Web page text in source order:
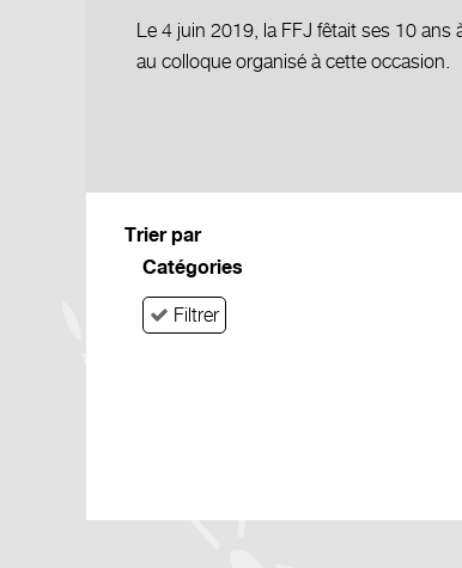
Le 4 juin 2019, la FFJ fêtait ses 10 ans
au colloque organisé à cette occasion.
Trier par
Catégories
Filtrer